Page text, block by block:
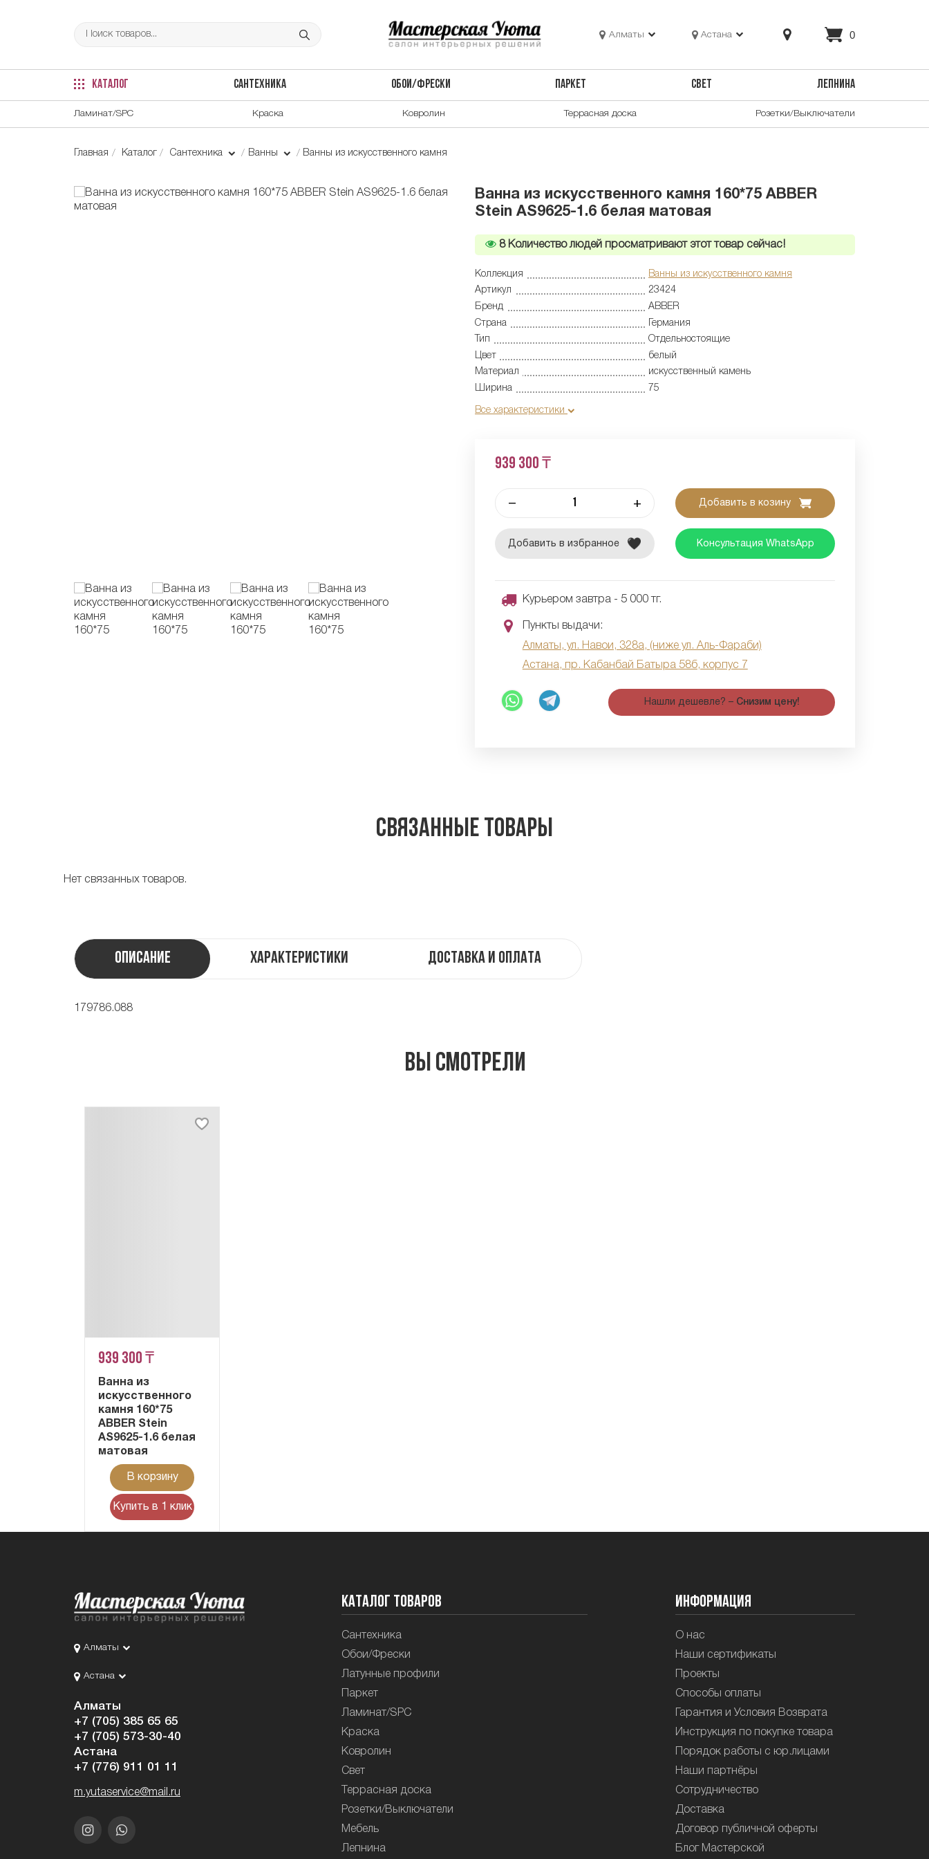
Алматы Астана 0
КАТАЛОГ САНТЕХНИКА ОБОИ/ФРЕСКИ ПАРКЕТ СВЕТ ЛЕПНИНА
Ламинат/SPC Краска Ковролин Террасная доска Розетки/Выключатели
Главная Каталог Сантехника Ванны Ванны из искусственного камня
Ванна из искусственного камня 160*75 ABBER
Stein AS9625-1.6 белая матовая
8Количество людей просматривают этот товар сейчас!
Коллекция
Ванны из искусственного камня
Артикул
23424
Бренд
ABBER
Страна
Германия
Тип
Отдельностоящие
Цвет
белый
Материал
искусственный камень
Ширина
75
Все характеристики
939 300 ₸
– + Добавить в козину
Добавить в избранное Консультация WhatsApp
Курьером завтра - 5 000 тг.
Пункты выдачи:
Алматы, ул. Навои, 328а, (ниже ул. Аль-Фараби)
Астана, пр. Кабанбай Батыра 58б, корпус 7
Нашли дешевле? – Снизим цену!
Связанные товары
Нет связанных товаров.
Описание Характеристики Доставка и оплата
179786.088
Вы смотрели
939 300 ₸
Ванна из
искусственного
камня 160*75
ABBER Stein
AS9625-1.6 белая
матовая
В корзину
Купить в 1 клик
Алматы
Астана
Алматы
+7 (705) 385 65 65
+7 (705) 573-30-40
Астана
+7 (776) 911 01 11
m.yutaservice@mail.ru
Каталог товаров
Сантехника
Обои/Фрески
Латунные профили
Паркет
Ламинат/SPC
Краска
Ковролин
Свет
Террасная доска
Розетки/Выключатели
Мебель
Лепнина
Информация
О нас
Наши сертификаты
Проекты
Способы оплаты
Гарантия и Условия Возврата
Инструкция по покупке товара
Порядок работы с юр.лицами
Наши партнёры
Сотрудничество
Доставка
Договор публичной оферты
Блог Мастерской